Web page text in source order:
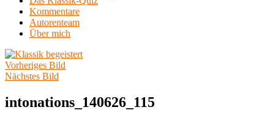
Kommentare
Autorenteam
Über mich
Vorheriges Bild
Nächstes Bild
intonations_140626_115